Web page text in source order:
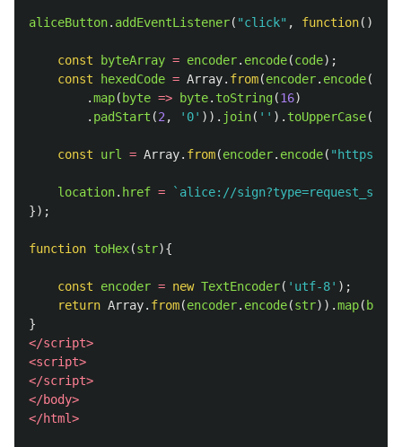
aliceButton. addEventListener( "click" , function()
const byteArray = encoder. encode(code);
const
hexedCode = Array. from(encoder. encode(
.map( byte => byte. toString(16)
. padStart (2 , ' 0' )). join( '' ). toUpperCase();
const url = Array. from(encoder. encode( " https://
location. href =
`alice://
});
function toHex(str){
const encoder = new TextEncoder( ' utf-8' );
return Array. from(encoder. encode(str)).map( byte
}
</script>
<script>
</script>
</body>
</html>